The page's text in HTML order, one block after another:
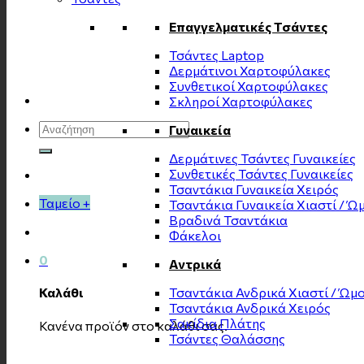
Αναζήτηση
για:
Ταμείο +
0
Καλάθι
Κανένα προϊόν στο καλάθι σας.
Επαγγελματικές Τσάντες
Τσάντες Laptop
Δερμάτινοι Χαρτοφύλακες
Συνθετικοί Χαρτοφύλακες
Σκληροί Χαρτοφύλακες
Γυναικεία
Δερμάτινες Τσάντες Γυναικείες
Συνθετικές Τσάντες Γυναικείες
Τσαντάκια Γυναικεία Χειρός
Τσαντάκια Γυναικεία Χιαστί /
Βραδινά Τσαντάκια
Φάκελοι
Αντρικά
Τσαντάκια Ανδρικά Χιαστί /
Τσαντάκια Ανδρικά Χειρός
Σακίδια Πλάτης
Τσάντες Θαλάσσης